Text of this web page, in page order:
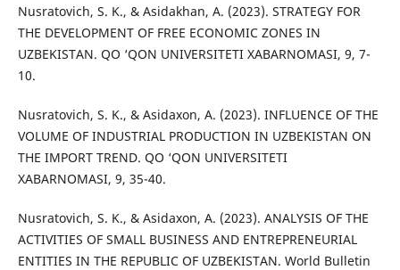
Nusratovich, S. K., & Asidakhan, A. (2023). STRATEGY FOR
THE DEVELOPMENT OF FREE ECONOMIC ZONES IN
UZBEKISTAN. QO ‘QON UNIVERSITETI XABARNOMASI, 9, 7-
10.
Nusratovich, S. K., & Asidaxon, A. (2023). INFLUENCE OF THE
VOLUME OF INDUSTRIAL PRODUCTION IN UZBEKISTAN ON
THE IMPORT TREND. QO ‘QON UNIVERSITETI
XABARNOMASI, 9, 35-40.
Nusratovich, S. K., & Asidaxon, A. (2023). ANALYSIS OF THE
ACTIVITIES OF SMALL BUSINESS AND ENTREPRENEURIAL
ENTITIES IN THE REPUBLIC OF UZBEKISTAN. World Bulletin